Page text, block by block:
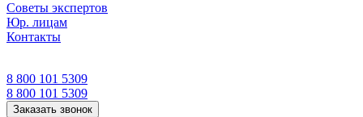
Советы экспертов
Юр. лицам
Контакты
8 800 101 5309
8 800 101 5309
Заказать звонок